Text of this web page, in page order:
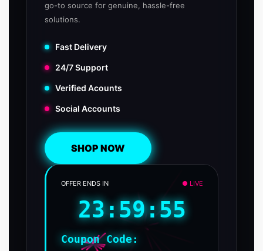
go-to source for genuine, hassle-free
solutions.
Fast Delivery
24/7 Support
Verified Acounts
Social Accounts
SHOP NOW
OFFER ENDS IN ● LIVE
23:59:55
Coupon Code: